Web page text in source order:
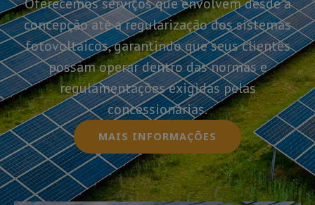
concepção até a regularização dos sistemas
fotovoltaicos, garantindo que seus clientes
possam operar dentro das normas e
regulamentações exigidas pelas
concessionárias.
MAIS INFORMAÇÕES